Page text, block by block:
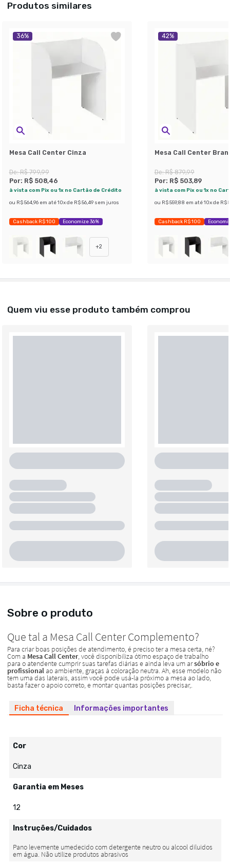
Produtos similares
36%
Mesa Call Center Cinza
De:R$ 799,99
Por: R$ 508,46
à vista com Pix ou 1x no Cartão de Crédito
ou R$ 564,96 em até 10x de R$ 56,49 sem juros
Cashback R$ 100 Economize 36%
+2
42%
Mesa Call Center
De:R$ 879,99
Por: R$ 503,89
à vista com Pix ou 1x no
ou R$ 559,88 em até 10x de R$
Cashback R$ 100
Quem viu esse produto também comprou
Sobre o produto
Ficha técnica Informações importantes
Cor
Cinza
Garantia em Meses
12
Instruções/Cuidados